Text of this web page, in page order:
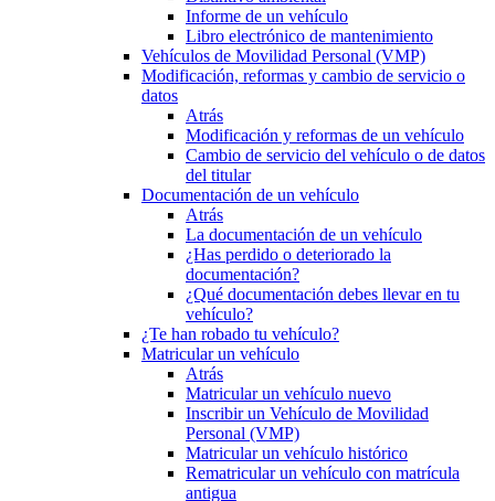
Informe de un vehículo
Libro electrónico de mantenimiento
Vehículos de Movilidad Personal (VMP)
Modificación, reformas y cambio de servicio o
datos
Atrás
Modificación y reformas de un vehículo
Cambio de servicio del vehículo o de datos
del titular
Documentación de un vehículo
Atrás
La documentación de un vehículo
¿Has perdido o deteriorado la
documentación?
¿Qué documentación debes llevar en tu
vehículo?
¿Te han robado tu vehículo?
Matricular un vehículo
Atrás
Matricular un vehículo nuevo
Inscribir un Vehículo de Movilidad
Personal (VMP)
Matricular un vehículo histórico
Rematricular un vehículo con matrícula
antigua